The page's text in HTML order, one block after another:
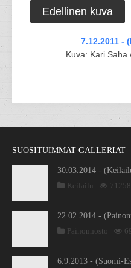
Edellinen kuva
7.12.2011 -
Kuva: Kari Saha
SUOSITUIMMAT GALLERIAT
30.03.2014 -
Keilailu
71258
22.02.2014 -
Painonnosto
6.9.2013 - (Suomi-